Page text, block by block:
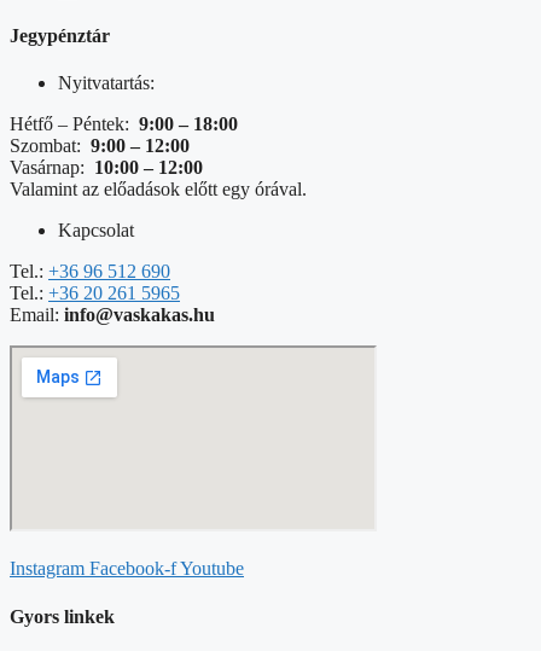
Jegypénztár
Nyitvatartás:
Hétfő – Péntek: 9:00 – 18:00
Szombat: 9:00 – 12:00
Vasárnap: 10:00 – 12:00
Valamint az előadások előtt egy órával.
Kapcsolat
Tel.: +36 96 512 690
Tel.: +36 20 261 5965
Email: info@vaskakas.hu
Instagram Facebook-fYoutube
Gyors linkek